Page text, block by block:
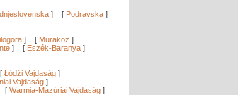
] [ Podravska ]
] [ Muraköz ]
] [ Eszék-Baranya ]
[ Łódźi Vajdaság ]
Vajdaság ]
[ Warmia-Mazúriai Vajdaság ]